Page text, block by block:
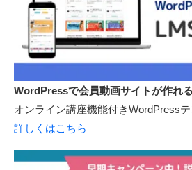
WordPressで会員動画サイトが作れる
オンライン講座機能付きWordPress
詳しくはこちら